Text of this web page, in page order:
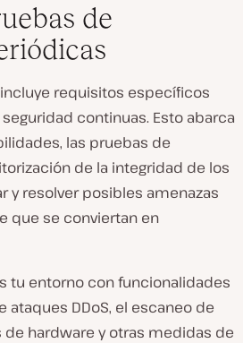
de
incluye requisitos específicos
continuas. Esto abarca
las pruebas de
de la integridad de los
y resolver posibles amenazas
que se conviertan en
tu entorno con funcionalidades
DDoS, el escaneo de
hardware y otras medidas de